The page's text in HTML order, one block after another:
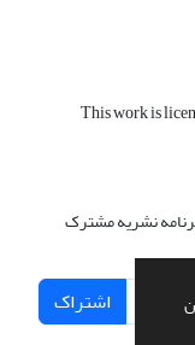
This work is
نشریه مشترک
اشتراک